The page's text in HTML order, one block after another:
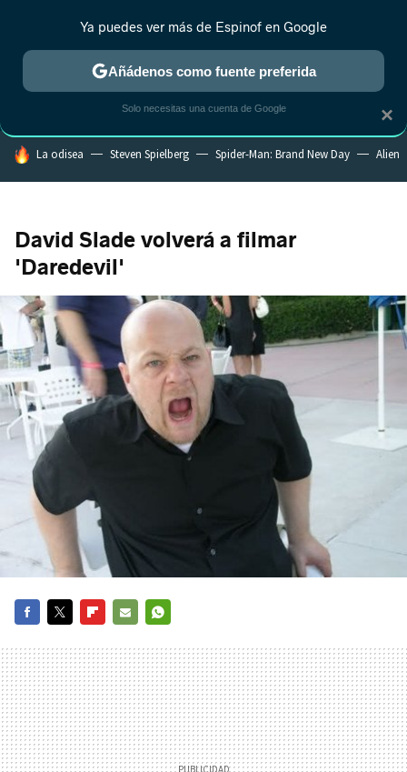
ESTRENOS REALITY ANIME RANKINGS CINE
HOY SE HABLA DE
La odisea Steven Spielberg Spider-Man: Brand New Day Alien
David Slade volverá a filmar
'Daredevil'
MAIL
×
Ya puedes ver más de Espinof en Google
Añádenos como fuente preferida
Solo necesitas una cuenta de Google